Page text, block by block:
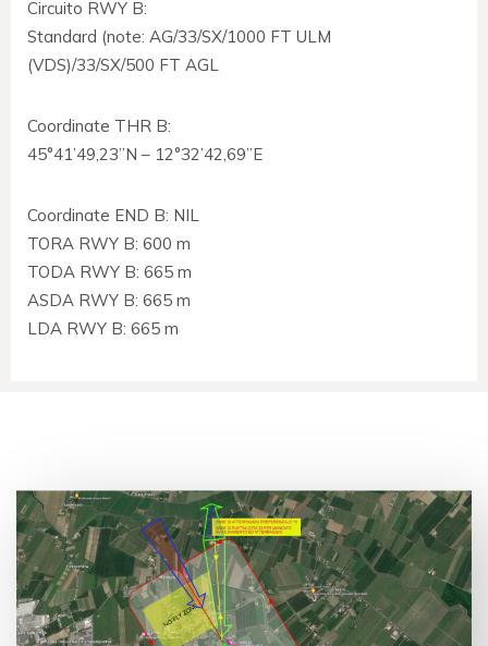
Circuito RWY B:
Standard (note: AG/33/SX/1000 FT ULM
(VDS)/33/SX/500 FT AGL
Coordinate THR B:
45°41’49,23”N – 12°32’42,69”E
Coordinate END B: NIL
TORA RWY B: 600 m
TODA RWY B: 665 m
ASDA RWY B: 665 m
LDA RWY B: 665 m